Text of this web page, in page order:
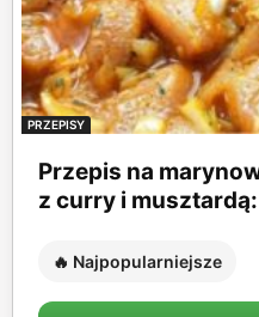
PRZEPISY
Przepis na
z curry i
🔥 Najpopularniejsze